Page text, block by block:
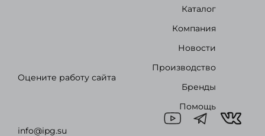
info@ipg.su
Оцените работу сайта
Каталог
Компания
Новости
Производство
Бренды
Помощь